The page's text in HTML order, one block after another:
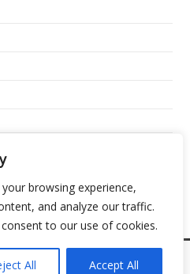
browsing experience,
and analyze our traffic.
to our use of cookies.
All Accept All